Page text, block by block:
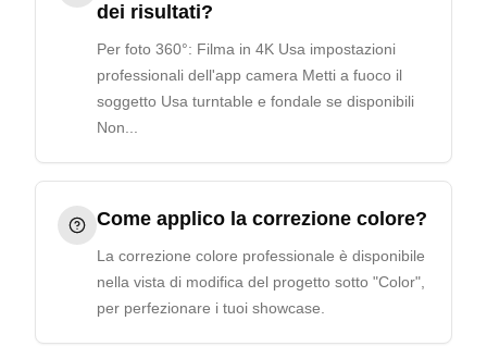
dei risultati?
Per foto 360°: Filma in 4K Usa impostazioni
professionali dell'app camera Metti a fuoco il
soggetto Usa turntable e fondale se disponibili
Non...
Come applico la correzione colore?
La correzione colore professionale è disponibile
nella vista di modifica del progetto sotto "Color",
per perfezionare i tuoi showcase.